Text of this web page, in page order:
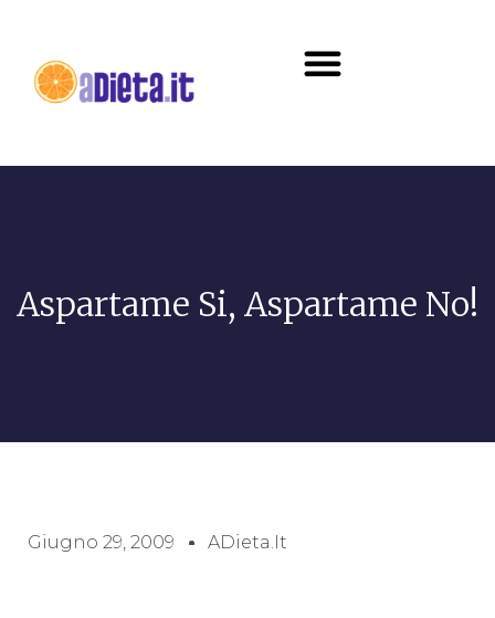
Aspartame Si, Aspartame No!
Giugno 29, 2009 ADieta.it